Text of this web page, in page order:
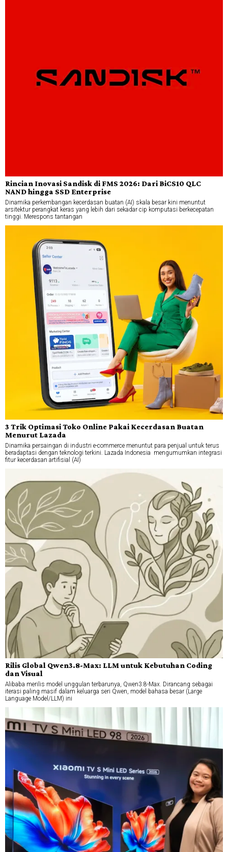
Rincian Inovasi Sandisk di FMS 2026: Dari BiCS10 QLC
NAND hingga SSD Enterprise
Dinamika perkembangan kecerdasan buatan (AI) skala besar kini menuntut
arsitektur perangkat keras yang lebih dari sekadar cip komputasi berkecepatan
tinggi. Merespons tantangan
3 Trik Optimasi Toko Online Pakai Kecerdasan Buatan
Menurut Lazada
Dinamika persaingan di industri e-commerce menuntut para penjual untuk terus
beradaptasi dengan teknologi terkini. Lazada Indonesia mengumumkan integrasi
fitur kecerdasan artifisial (AI)
Rilis Global Qwen3.8-Max: LLM untuk Kebutuhan Coding
dan Visual
Alibaba merilis model unggulan terbarunya, Qwen3.8-Max. Dirancang sebagai
iterasi paling masif dalam keluarga seri Qwen, model bahasa besar (Large
Language Model/LLM) ini